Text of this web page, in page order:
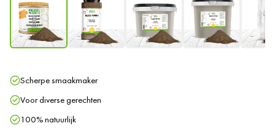
Scherpe smaakmaker
Voor diverse gerechten
100% natuurlijk